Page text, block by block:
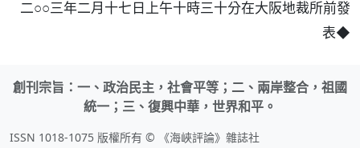
二○○三年二月十七日上午十時三十分在大阪地裁所前發
表◆
創刊宗旨：一、政治民主，社會平等；二、兩岸整合，祖國
統一；三、復興中華，世界和平。
ISSN 1018-1075 版權所有 © 《海峽評論》雜誌社